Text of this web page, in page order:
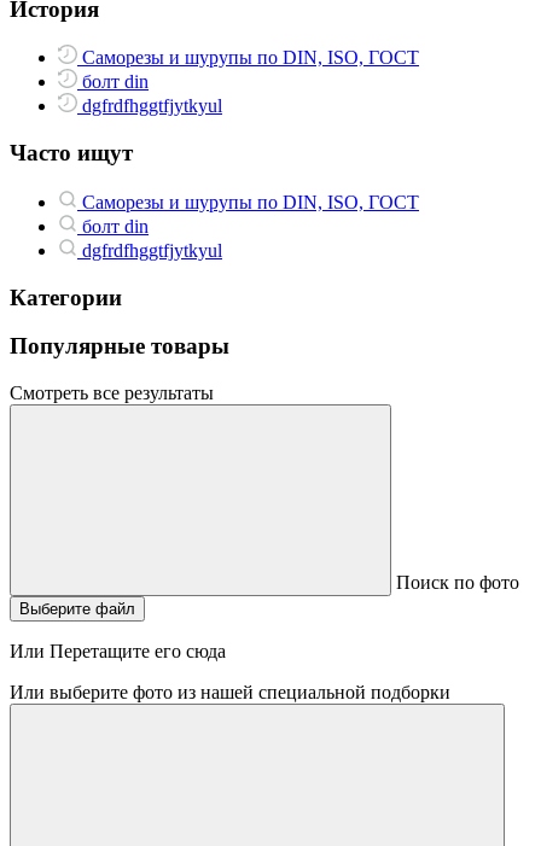
История
Саморезы и шурупы по DIN, ISO, ГОСТ
болт din
dgfrdfhggtfjytkyul
Часто ищут
Саморезы и шурупы по DIN, ISO, ГОСТ
болт din
dgfrdfhggtfjytkyul
Категории
Популярные товары
Смотреть все результаты
Поиск по фото
Выберите файл
Или Перетащите его сюда
Или выберите фото из нашей специальной подборки